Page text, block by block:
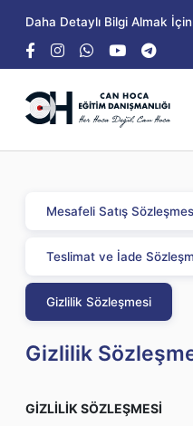
Daha Detaylı Bilgi Almak
Mesafeli Satış
Teslimat ve İade
Gizlilik Sözleşmesi
Gizlilik
GİZLİLİK SÖZLEŞMESİ